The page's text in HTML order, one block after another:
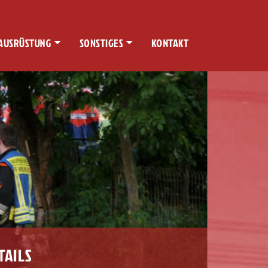
SONSTIGES KONTAKT